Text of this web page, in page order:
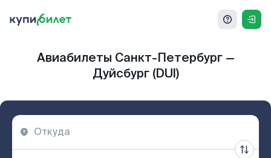
Авиабилеты Санкт-Петербург —
Дуйсбург (DUI)